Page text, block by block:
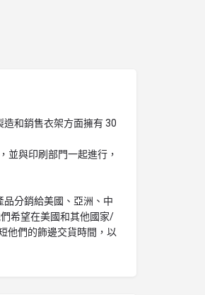
造和銷售衣架方面擁有 30
並與印刷部門一起進行，
品分銷給美國、亞洲、中
希望在美國和其他國家/
他們的飾邊交貨時間，以